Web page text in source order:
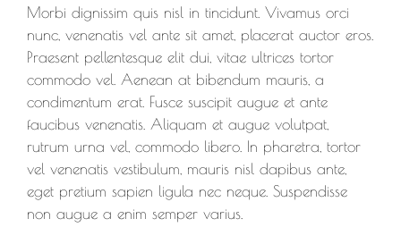
Morbi dignissim quis nisl in tincidunt. Vivamus orci
nunc, venenatis vel ante sit amet, placerat auctor eros.
Praesent pellentesque elit dui, vitae ultrices tortor
commodo vel. Aenean at bibendum mauris, a
condimentum erat. Fusce suscipit augue et ante
faucibus venenatis. Aliquam et augue volutpat,
rutrum urna vel, commodo libero. In pharetra, tortor
vel venenatis vestibulum, mauris nisl dapibus ante,
eget pretium sapien ligula nec neque. Suspendisse
non augue a enim semper varius.